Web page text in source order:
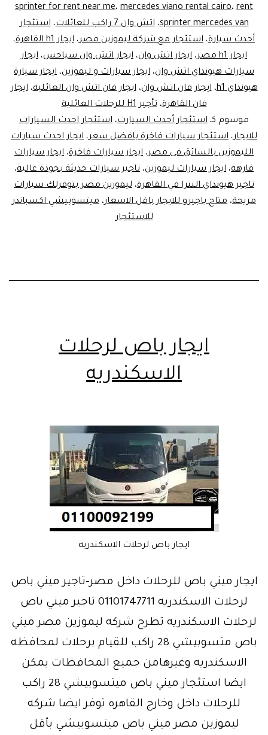
مصر
sprinter for rent near me، mercedes viano rental cairo، rent
sprinter mercedes van،اتش وان 7 راكب للعائلات ،استئجار
أحدث سيارة، استئجار مع شركة ليموزين مصر، ايجار h1 القاهرة
،
ايجار h1 مصر
، ايجار اتش وان، ايجار اتش وان سياحس، ايجار
سيارات هيونداي اتش وان، ايجار سيارات و ليموزين، ايجار سيارة
هيونداي h1
،ايجار فان اتش وان،ايجار فان اتش وان العائلية،ايجار
فان القاهرة،تأجير H1 للرحلات العائلية
موسوم كـ استئجار أحدث السيارت، استئجار احدث السيارات
للايجار، استئجار سيارات فاخرة بافضل سعر، ايجار احدث سيارات
الليموزين بالسائق فى مصر، ايجار سيارات فاخرة، ايجار سيارات
فارهه، ايجار سيارات ليموزين، تاجير سيارات حديثة بجودة عالية،
تاجير هيونداي النترا في القاهرة، ليموزين مصر بتوفرلك سيارات
مريحة، متاح باجيرو للايجار باقل الاسعار، ميتسوبيشي اكسباندر
للاستئجار
ايجار باص لرحلات
الاسكندريه
ايجار باص لرحلات الاسكندريه
ايجار ميني باص للرحلات داخل مصر-تاجير ميني باص
لرحلات الاسكندريه 01101747711 تاجير ميني باص
لرحلات الاسكندريه تطرح شركه ليموزين مصر ميني
باص متسوبيشي 28 راكب للقيام برحلات لمحافظه
الاسكندريه وغيرهامن جميع المحافظات يمكن
ايضا استئجار ميني باص ميتسوبيشي 28 راكب
للرحلات داخل وخارج القاهره توفر ايضا شركه
ليموزين مصر ميني باص ميتسوبيشي بأقل